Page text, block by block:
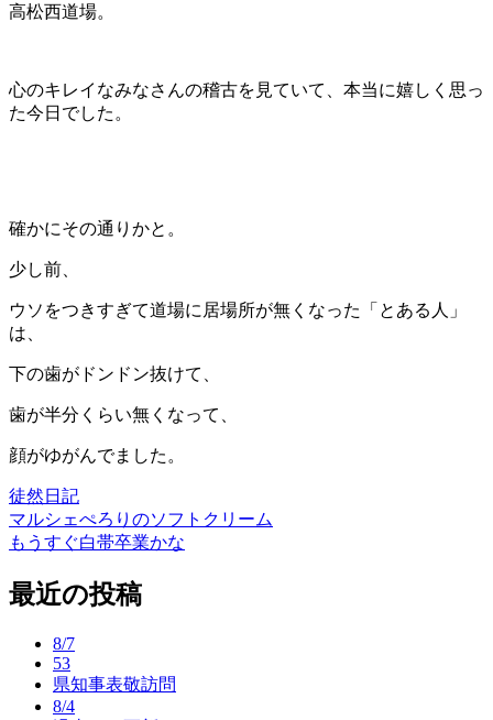
高松西道場。
心のキレイなみなさんの稽古を見ていて、本当に嬉しく思っ
た今日でした。
確かにその通りかと。
少し前、
ウソをつきすぎて道場に居場所が無くなった「とある人」
は、
下の歯がドンドン抜けて、
歯が半分くらい無くなって、
顔がゆがんでました。
徒然日記
投
稿
ナ
マルシェぺろりのソフトクリーム
もうすぐ白帯卒業かな
最近の投稿
8/7
53
県知事表敬訪問
8/4